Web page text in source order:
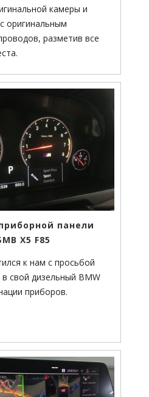
камеры и
оригинальным
разметив все
панели
Х5 F85
к нам с просьбой
свой дизельный BMW
приборов.